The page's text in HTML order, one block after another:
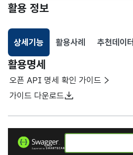
활용 정보
상세기능
선택됨
활용사례 추천데이터
활용명세
오픈 API 명세 확인 가이드
가이드 다운로드